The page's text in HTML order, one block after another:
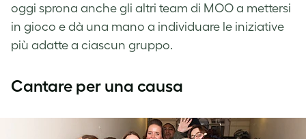
oggi sprona anche gli altri team di MOO a mettersi
in gioco e dà una mano a individuare le iniziative
più adatte a ciascun gruppo.
Cantare per una causa